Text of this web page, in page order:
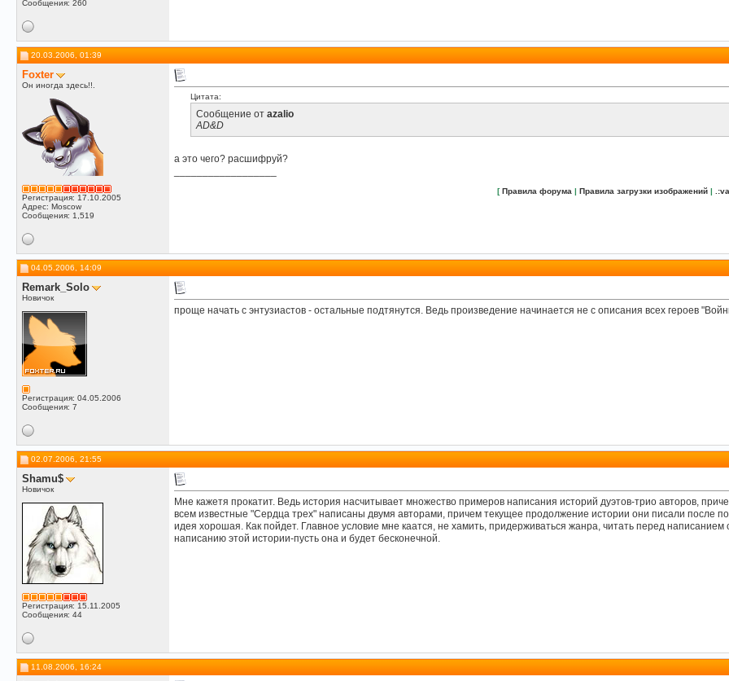
Сообщения: 260
20.03.2006, 01:39
Foxter
Он иногда здесь!!.
Регистрация: 17.10.2005
Адрес: Moscow
Сообщения: 1,519
Цитата:
Сообщение от azalio
AD&D
а это чего? расшифруй?
[Правила форума | Правила загрузки изображений |
04.05.2006, 14:09
Remark_Solo
Новичок
Регистрация: 04.05.2006
Сообщения: 7
проще начать с энтузиастов - остальные подтянутся. Ведь произведение начинается не с описания всех героев
02.07.2006, 21:55
Shamu$
Новичок
Регистрация: 15.11.2005
Сообщения: 44
Мне кажетя прокатит. Ведь история насчитывает множество примеров написания историй дуэтов-трио авторов,
всем известные "Сердца трех" написаны двумя авторами, причем текущее продолжение истории они писали после
идея хорошая. Как пойдет. Главное условие мне каатся, не хамить, придерживаться жанра, читать перед написанием
написанию этой истории-пусть она и будет бесконечной.
11.08.2006, 16:24